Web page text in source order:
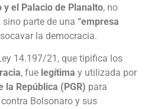
y el Palacio de Planalto, no
parte de una “empresa
la democracia.
14.197/21, que tipifica los
, fue legítima y utilizada por
la República (PGR) para
Bolsonaro y sus